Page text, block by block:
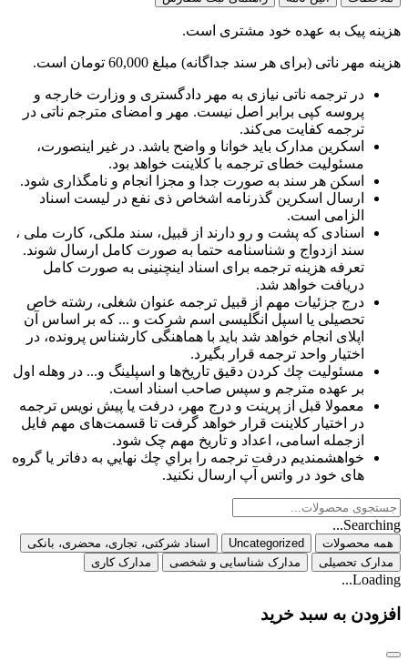
هزینه پیک به عهده خود مشتری است.
هزینه مهر ناتی (برای هر سند جداگانه) مبلغ 60,000 تومان است.
در ترجمه ناتی نیازی به مهر دادگستری و وزارت خارجه و
پروسه کپی برابر اصل نیست. مهر و امضای مترجم ناتی در
ترجمه کفایت می‌کند.
اسکرین مدارک باید خوانا و واضح باشد. در غیر اینصورت،
مسئولیت خطای ترجمه با کلاینت خواهد بود.
اسکن هر سند به صورت جدا و مجزا انجام و نامگذاری شود.
ارسال اسکرین گذرنامه اشخاص ذی نفع در لیست اسناد
الزامی است.
اسنادی که پشت و رو دارند از قبیل، سند ملکی، کارت ملی ،
سند ازدواج و شناسنامه حتما به صورت کامل ارسال شوند.
تعرفه هزینه ترجمه برای اسناد اینچنینی به صورت کامل
دریافت خواهد شد.
درج جزئیات مهم از قبیل ترجمه عنوان شغلی، رشته خاص
تحصیلی یا اسپل انگلیسی اسم شرکت و ... که بر اساس آن
اپلای انجام خواهد شد باید با هماهنگی کارشناس پرونده، در
اختیار واحد ترجمه قرار بگیرد.
مسئوليت چك كردن دقيق تاریخ‌ها و اسپلینگ و... در وهله اول
بر عهده مترجم و سپس صاحب اسناد است.
معمولا قبل از پرینت و درج مهر، درفت یا پیش نویس ترجمه
در اختیار کلاینت قرار خواهد گرفت تا قسمت‌های مهم فایل
ازجمله اسامی، اعداد و تاریخ مهم چک شود.
خواهشمندیم درفت ترجمه را براي چك نهايي به دفاتر یا گروه
های خود در واتس آپ ارسال نكنيد.
Searching...
همه محصولات Uncategorized
اسناد شرکتی، تجاری، محضری، بانکی
مدارک تحصیلی
مدارک شناسایی و شخصی مدارک کاری
Loading...
افزودن به سبد خرید